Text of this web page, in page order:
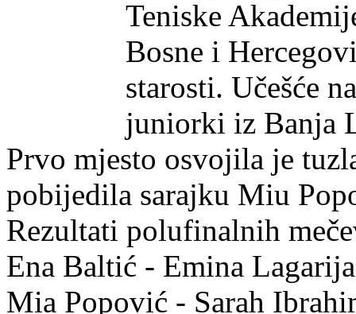
Teniske
Bosne i
starosti. Učešće
juniorki iz Banja
Prvo mjesto osvojila je
pobijedila sarajku Miu
Rezultati polufinalnih
Ena Baltić - Emina
Mia Popović - Sarah